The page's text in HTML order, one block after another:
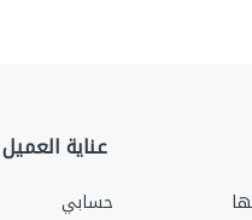
عناية العميل
حسابي